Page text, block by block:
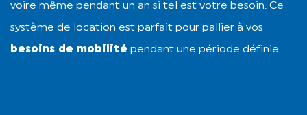
voire même pendant un an si tel est votre besoin. Ce
système de location est parfait pour pallier à vos
besoins de mobilité pendant une période définie.